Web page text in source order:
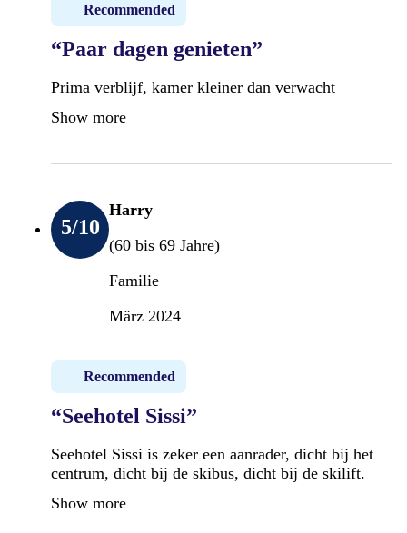
Recommended
“Paar dagen genieten”
Prima verblijf, kamer kleiner dan verwacht
Show more
5/10
Harry
(60 bis 69 Jahre)
Familie
März 2024
Recommended
“Seehotel Sissi”
Seehotel Sissi is zeker een aanrader, dicht bij het
centrum, dicht bij de skibus, dicht bij de skilift.
Show more